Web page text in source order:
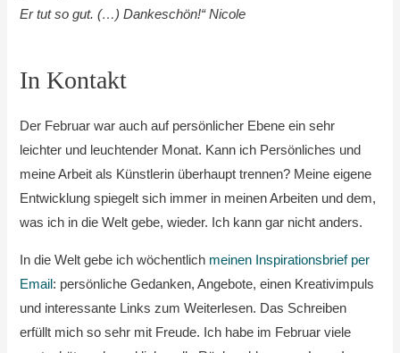
Er tut so gut. (…) Dankeschön!“ Nicole
In Kontakt
Der Februar war auch auf persönlicher Ebene ein sehr
leichter und leuchtender Monat. Kann ich Persönliches und
meine Arbeit als Künstlerin überhaupt trennen? Meine eigene
Entwicklung spiegelt sich immer in meinen Arbeiten und dem,
was ich in die Welt gebe, wieder. Ich kann gar nicht anders.
In die Welt gebe ich wöchentlich meinen Inspirationsbrief per
Email: persönliche Gedanken, Angebote, einen Kreativimpuls
und interessante Links zum Weiterlesen. Das Schreiben
erfüllt mich so sehr mit Freude. Ich habe im Februar viele